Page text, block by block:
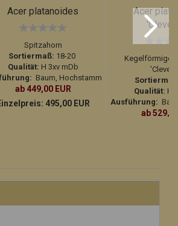
Acer platanoides
Spitzahorn
Sortiermaß: 18-20
Qualität: H 3xv mDb
Baum, Hochstamm
ab 449,00 EUR
495,00 EUR
Acer
Kegelförmiger
Qualität: H
Ausführung:
ab